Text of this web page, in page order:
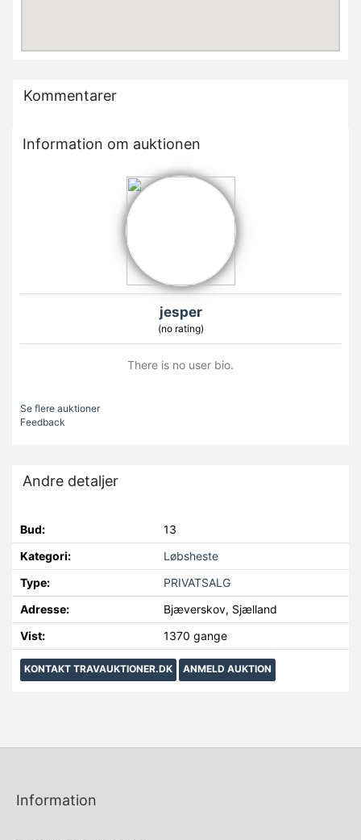
Kommentarer
Information om auktionen
jesper
(no rating)
There is no user bio.
Se flere auktioner
Feedback
Andre detaljer
Bud:
13
Kategori:
Løbsheste
Type:
PRIVATSALG
Adresse:
Bjæverskov, Sjælland
Vist:
1370 gange
KONTAKT TRAVAUKTIONER.DK ANMELD AUKTION
Information